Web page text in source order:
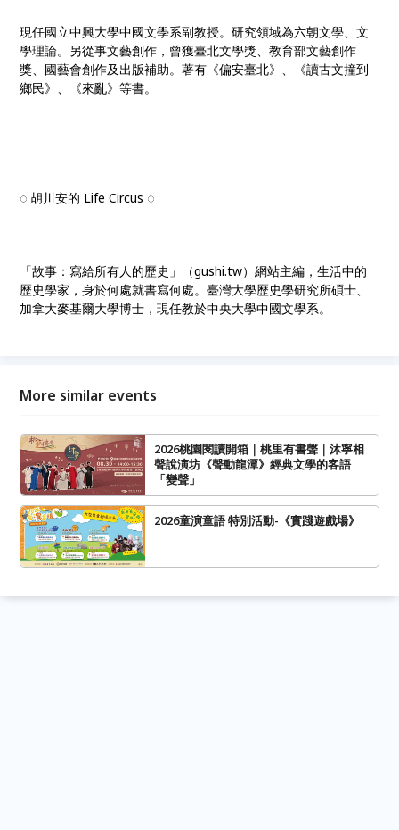
現任國立中興大學中國文學系副教授。研究領域為六朝文學、文
學理論。另從事文藝創作，曾獲臺北文學獎、教育部文藝創作
獎、國藝會創作及出版補助。著有《偏安臺北》、《讀古文撞到
鄉民》、《來亂》等書。
◌ 胡川安的 Life Circus ◌
「故事：寫給所有人的歷史」（gushi.tw）網站主編，生活中的
歷史學家，身於何處就書寫何處。臺灣大學歷史學研究所碩士、
加拿大麥基爾大學博士，現任教於中央大學中國文學系。
More similar events
2026桃園閱讀開箱｜桃里有書聲｜沐寧相
聲說演坊《聲動龍潭》經典文學的客語
「變聲」
2026童演童語 特別活動-《實踐遊戲場》